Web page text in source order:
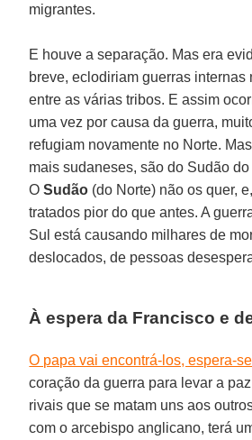
migrantes.
E houve a separação. Mas era
breve, eclodiriam guerras
entre as várias tribos. E assim
uma vez por causa da guerra,
refugiam novamente no Norte.
mais sudaneses, são do Sudão
OSudão (do Norte) não os quer,
tratados pior do que antes. A
Sul está causando milhares de
deslocados, de pessoas
À espera da Francisco e
O papa vai encontrá-los, espera-
coração da guerra para levar a
rivais que se matam uns aos
com o arcebispo anglicano, terá